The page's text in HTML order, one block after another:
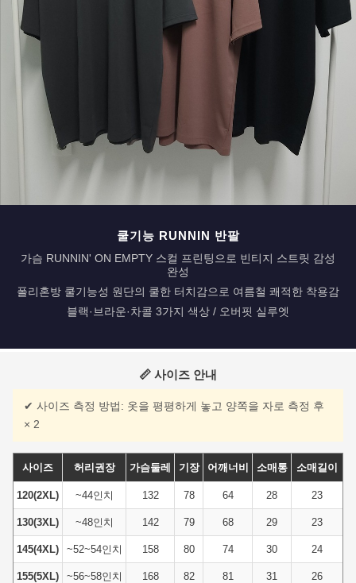
PAYCO 바로구매
쿨기능 RUNNIN 반팔
가슴 RUNNIN' ON EMPTY 스컬 프린팅으로 빈티지 스트릿 감성
완성
폴리혼방 쿨기능성 원단의 쿨한 터치감으로 여름철 쾌적한 착용감
블랙·브라운·차콜 3가지 색상 / 오버핏 실루엣
📏 사이즈 안내
✔ 사이즈 측정 방법: 옷을 평평하게 놓고 양쪽을 자로 측정 후
× 2
사이즈 허리권장 가슴둘레 기장 어깨너비 소매통 소매길이
120(2XL) ~44인치 132 78 64 28 23
130(3XL) ~48인치 142 79 68 29 23
145(4XL) ~52~54인치 158 80 74 30 24
155(5XL) ~56~58인치 168 82 81 31 26